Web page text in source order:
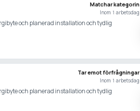
Matchar kategorin
Inom 1 arbetsdag
och planerad installation och tydlig
Tar emot förfrågningar
Inom 1 arbetsdag
och planerad installation och tydlig